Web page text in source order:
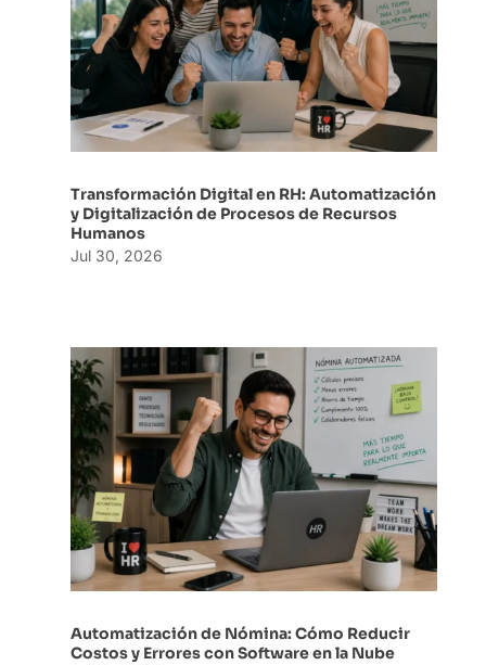
Transformación Digital en RH: Automatización
y Digitalización de Procesos de Recursos
Humanos
Jul 30, 2026
Automatización de Nómina: Cómo Reducir
Costos y Errores con Software en la Nube